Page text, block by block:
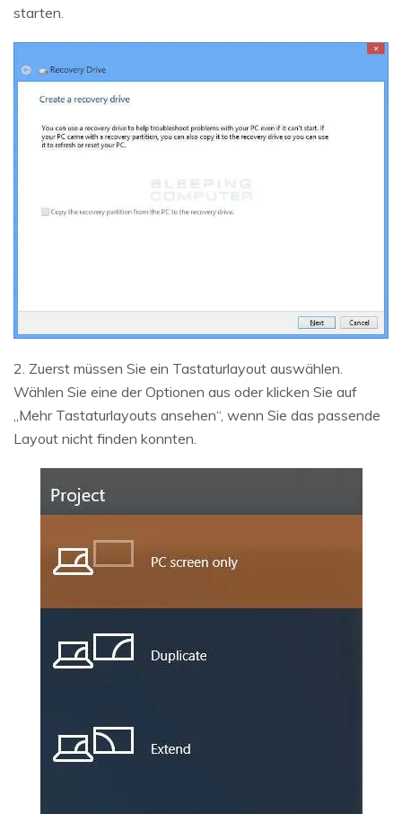
starten.
2. Zuerst müssen Sie ein Tastaturlayout auswählen.
Wählen Sie eine der Optionen aus oder klicken Sie auf
„Mehr Tastaturlayouts ansehen“, wenn Sie das passende
Layout nicht finden konnten.